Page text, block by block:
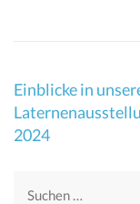
Einblicke in
2024
Suchen